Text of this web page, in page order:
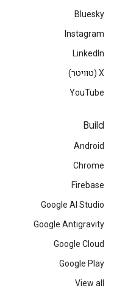
Bluesky
Instagram
LinkedIn
‫X (טוויטר)
YouTube
Build
Android
Chrome
Firebase
Google AI Studio
Google Antigravity
Google Cloud
Google Play
View all